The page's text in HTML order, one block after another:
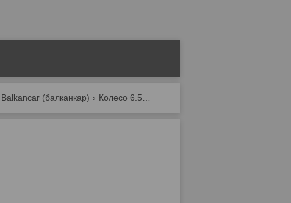
Balkancar (балканкар) Колесо 6.50х10 суперэластик